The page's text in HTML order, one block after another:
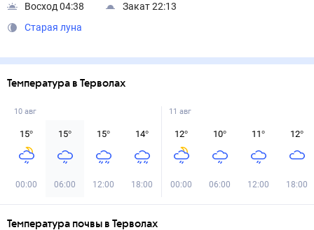
Восход 04:38
Закат 22:13
Старая луна
Температура в Терволах
10 авг
15°
00:00
15°
06:00
15°
12:00
14°
18:00
11 авг
12°
00:00
10°
06:00
11°
12:00
12°
18:00
Температура почвы в Терволах